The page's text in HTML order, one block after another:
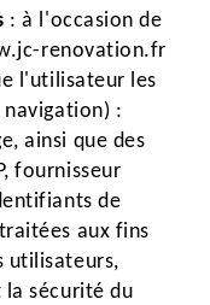
: à l'occasion de
renovation.fr
l'utilisateur les
:
ainsi que des
fournisseur
de
aux fins
utilisateurs,
sécurité du